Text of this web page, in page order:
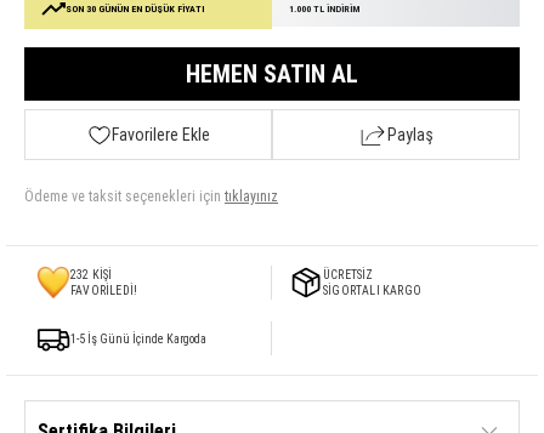
SON 30 GÜNÜN EN DÜŞÜK FİYATI 1.000 TL İNDİRİM
HEMEN SATIN AL
Favorilere Ekle Paylaş
Ödeme ve taksit seçenekleri için tıklayınız
232 KİŞİ
FAVORİLEDİ!
ÜCRETSİZ
SİGORTALI KARGO
1-5 İş Günü İçinde Kargoda